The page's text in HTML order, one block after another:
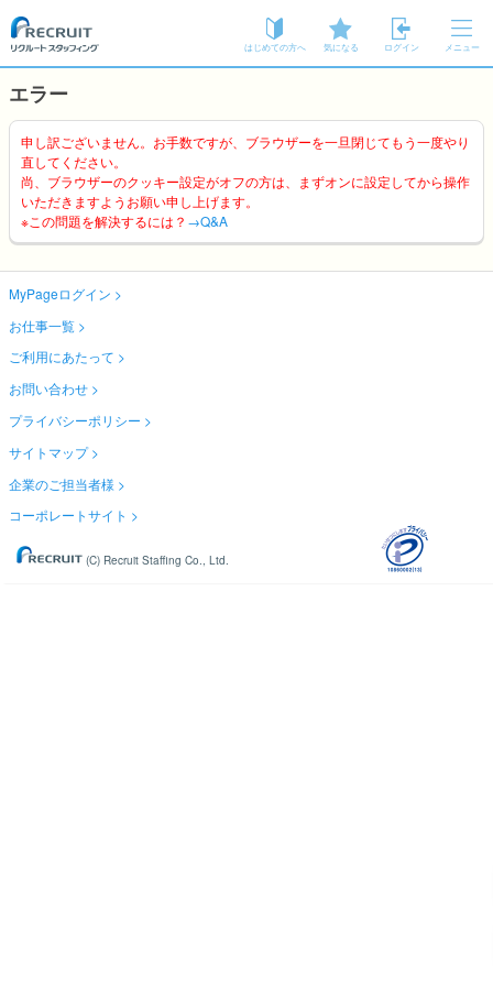
はじめての方へ 気になる ログイン メニュー
エラー
申し訳ございません。お手数ですが、ブラウザーを一旦閉じてもう一度やり
直してください。
尚、ブラウザーのクッキー設定がオフの方は、まずオンに設定してから操作
いただきますようお願い申し上げます。
※この問題を解決するには？ →Q&A
MyPageログイン
お仕事一覧
ご利用にあたって
お問い合わせ
プライバシーポリシー
サイトマップ
企業のご担当者様
コーポレートサイト
(C) Recruit Staffing Co., Ltd.